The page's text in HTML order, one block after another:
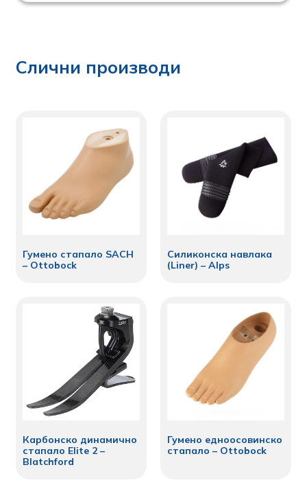
Слични производи
Гумено стапало SACH
– Ottobock
Силиконска навлака
(Liner) – Alps
Карбонско динамично
стапало Elite 2 –
Blatchford
Гумено едноосовинско
стапало – Ottobock